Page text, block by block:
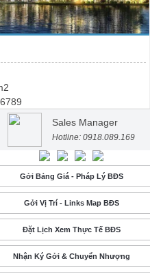
Sales Manager
Hotline: 0918.089.169
Gởi Bảng Giá - Pháp Lý BĐS
Gởi Vị Trí - Links Map BĐS
Đặt Lịch Xem Thực Tế BĐS
Nhận Ký Gởi & Chuyển Nhượng